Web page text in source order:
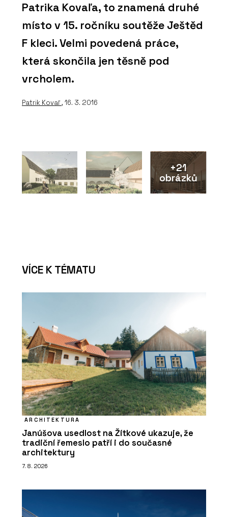
Patrika Kovaľa, to znamená druhé
místo v 15. ročníku soutěže Ještěd
F kleci. Velmi povedená práce,
která skončila jen těsně pod
vrcholem.
Patrik Kovaľ, 16. 3. 2016
+21
obrázků
VÍCE K TÉMATU
ARCHITEKTURA
Janúšova usedlost na Žítkové ukazuje, že
tradiční řemeslo patří i do současné
architektury
7. 8. 2026